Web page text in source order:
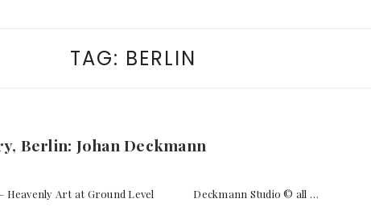
TAG: BERLIN
Berlin: Johan Deckmann
– Heavenly Art at Ground Level Deckmann Studio © all …